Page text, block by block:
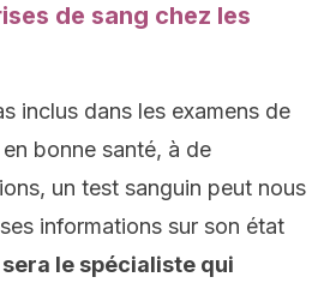
de sang chez les
inclus dans les examens de
bonne santé, à de
un test sanguin peut nous
informations sur son état
le spécialiste qui